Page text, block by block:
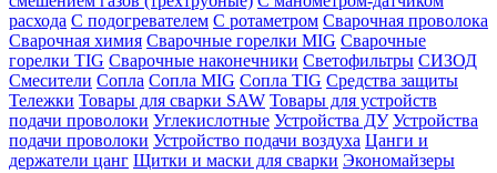
расхода С подогревателем С ротаметром Сварочная проволока
Сварочная химия Сварочные горелки MIG Сварочные
горелки TIG Сварочные наконечники Светофильтры СИЗОД
Смесители Сопла Сопла MIG Сопла TIG Средства защиты
Тележки Товары для сварки SAW Товары для устройств
подачи проволоки Углекислотные Устройства ДУ Устройства
подачи проволоки Устройство подачи воздуха Цанги и
держатели цанг Щитки и маски для сварки Экономайзеры